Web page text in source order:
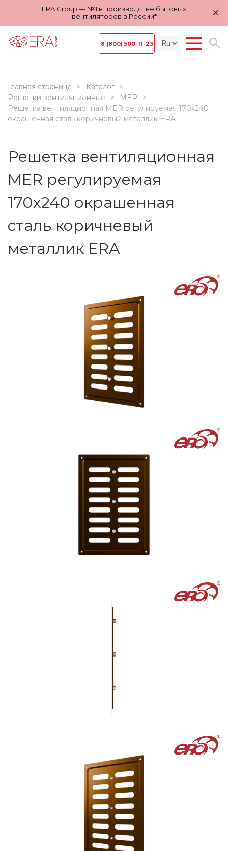
ERA Group — №1 в производстве бытовых
вентиляторов в России*
×
8 (800) 500-11-23
Главная страница
Каталог
Решетки вентиляционные
MER
Решетка вентиляционная MER регулируемая 170х240
окрашенная сталь коричневый металлик ERA
Решетка вентиляционная
MER регулируемая
170х240 окрашенная
сталь коричневый
металлик ERA